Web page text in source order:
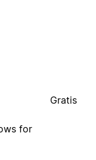
for
Gratis